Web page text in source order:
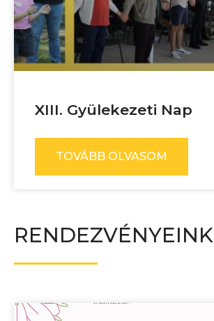
XIII. Gyülekezeti Nap
TOVÁBB OLVASOM
RENDEZVÉNYEINK